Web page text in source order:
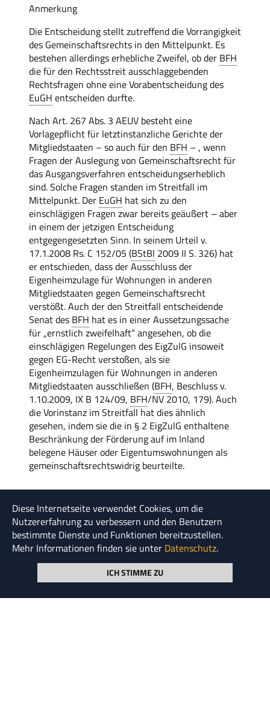
Anmerkung
Die Entscheidung stellt zutreffend die Vorrangigkeit
des Gemeinschaftsrechts in den Mittelpunkt. Es
bestehen allerdings erhebliche Zweifel, ob der BFH
die für den Rechtsstreit ausschlaggebenden
Rechtsfragen ohne eine Vorabentscheidung des
EuGH entscheiden durfte.
Nach Art. 267 Abs. 3 AEUV besteht eine
Vorlagepflicht für letztinstanzliche Gerichte der
Mitgliedstaaten – so auch für den BFH – , wenn
Fragen der Auslegung von Gemeinschaftsrecht für
das Ausgangsverfahren entscheidungserheblich
sind. Solche Fragen standen im Streitfall im
Mittelpunkt. Der EuGH hat sich zu den
einschlägigen Fragen zwar bereits geäußert – aber
in einem der jetzigen Entscheidung
entgegengesetzten Sinn. In seinem Urteil v.
17.1.2008 Rs. C 152/05 (BStBl 2009 II S. 326) hat
er entschieden, dass der Ausschluss der
Eigenheimzulage für Wohnungen in anderen
Mitgliedstaaten gegen Gemeinschaftsrecht
verstößt. Auch der den Streitfall entscheidende
Senat des BFH hat es in einer Aussetzungssache
für „ernstlich zweifelhaft“ angesehen, ob die
einschlägigen Regelungen des EigZulG insoweit
gegen EG-Recht verstoßen, als sie
Eigenheimzulagen für Wohnungen in anderen
Mitgliedstaaten ausschließen (BFH, Beschluss v.
1.10.2009, IX B 124/09, BFH/NV 2010, 179). Auch
die Vorinstanz im Streitfall hat dies ähnlich
gesehen, indem sie die in § 2 EigZulG enthaltene
Beschränkung der Förderung auf im Inland
belegene Häuser oder Eigentumswohnungen als
gemeinschaftsrechtswidrig beurteilte.
Quelle
Urteil v. 20.10.2010, IX R 20/09;
ver&ouml;ffentlicht am 26.1.2011 Dr. Klaus
Schwendy,BFH-Urteilsservice Haufe-Verlag
Diese Internetseite verwendet Cookies, um die
Nutzererfahrung zu verbessern und den Benutzern
bestimmte Dienste und Funktionen bereitzustellen.
Mehr Informationen finden sie unter Datenschutz.
ICH STIMME ZU